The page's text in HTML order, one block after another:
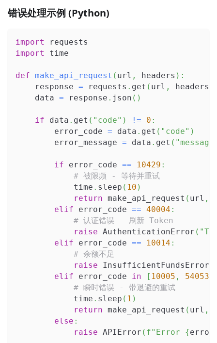
错误处理示例 (Python)
import
requests
import
time
def make_api_request ( url , headers ) :
    response
= requests . get ( url , headers
    data
= response . json ( )
if data . get ( "code" ) != 0 :
        error_code
= data . get ( "code" )
        error_message
= data . get (
if error_code == 10429 :
# 被限频 - 等待并重试
            time
. sleep ( 10 )
return make_api_request ( url ,
elif error_code == 40004 :
# 认证错误 - 刷新 Token
raise AuthenticationError (
elif error_code == 10014 :
# 余额不足
raise InsufficientFundsError
elif error_code in [ 10005 , 54053
# 瞬时错误 - 带退避的重试
            time
. sleep ( 1 )
return make_api_request ( url ,
else :
raise APIError ( f"Error {